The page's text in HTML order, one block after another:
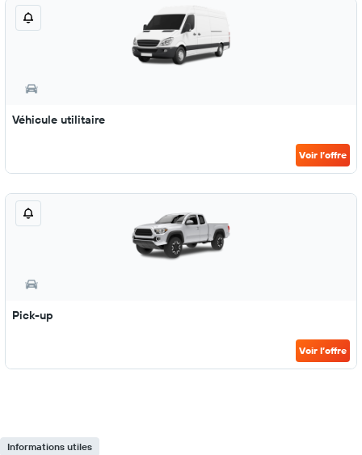
Véhicule utilitaire
Voir l’offre
Pick-up
Voir l’offre
Informations utiles